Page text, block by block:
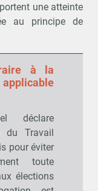
une atteinte
au principe de
à la
déclare
du Travail
pour éviter
toute
élections